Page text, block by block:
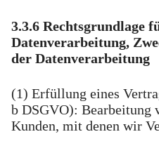
3.3.6 Rechtsgrundlage
Datenverarbeitung,
der Datenverarbeitung
(1) Erfüllung eines
b DSGVO): Bearbeitung
Kunden, mit denen wir